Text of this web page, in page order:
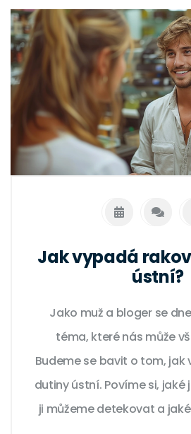
Jak vypadá
ústní?
Jako muž a bloger se
téma, které nás může
Budeme se bavit o tom,
dutiny ústní. Povíme si, jaké
ji můžeme detekovat a